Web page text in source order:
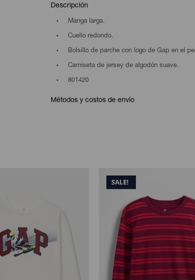
Descripción
Manga larga.
Cuello redondo.
Bolsillo de parche con logo de Gap en el
Camiseta de jersey de algodón suave.
801420
Métodos y costos de envío